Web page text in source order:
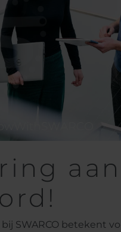
aan
SWARCO betekent